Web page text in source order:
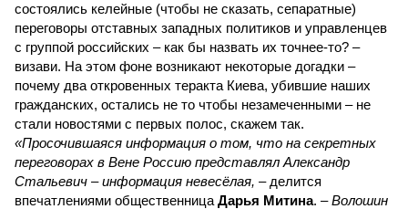
состоялись келейные (чтобы не сказать, сепаратные)
переговоры отставных западных политиков и управленцев
с группой российских – как бы назвать их точнее-то? –
визави. На этом фоне возникают некоторые догадки –
почему два откровенных теракта Киева, убившие наших
гражданских, остались не то чтобы незамеченными – не
стали новостями с первых полос, скажем так.
«Просочившаяся информация о том, что на секретных
переговорах в Вене Россию представлял Александр
Стальевич – информация невесёлая, – делится
впечатлениями общественница Дарья Митина. –Волошин